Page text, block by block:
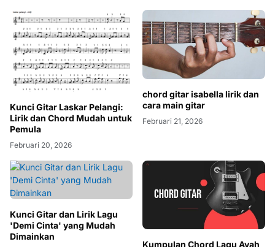
Kunci Gitar Laskar Pelangi:
Lirik dan Chord Mudah untuk
Pemula
Februari 20, 2026
chord gitar isabella lirik dan
cara main gitar
Februari 21, 2026
Kunci Gitar dan Lirik Lagu
'Demi Cinta' yang Mudah
Dimainkan
Februari 21, 2026
Kumpulan Chord Lagu Ayah
yang Mudah Dimainkan